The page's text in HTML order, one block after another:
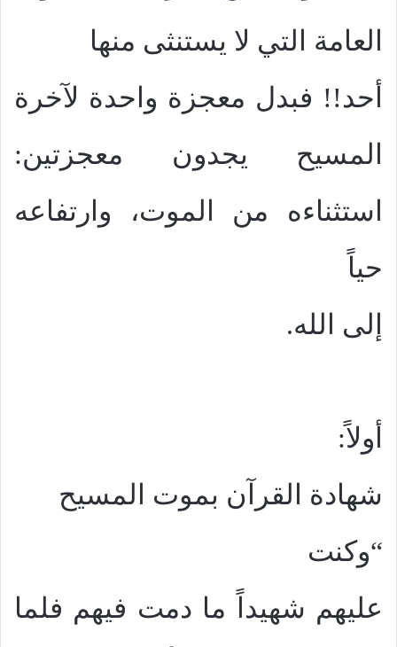
العامة التي لا يستنثى منها
أحد!! فبدل معجزة واحدة لآخرة
المسيح يجدون معجزتين:
استثناءه من الموت، وارتفاعه
حياً
إلى الله.
أولاً:
شهادة القرآن بموت المسيح
“وكنت
عليهم شهيداً ما دمت فيهم فلما